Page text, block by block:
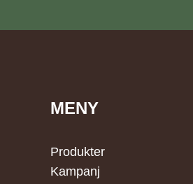
MENY
Produkter
Kampanj